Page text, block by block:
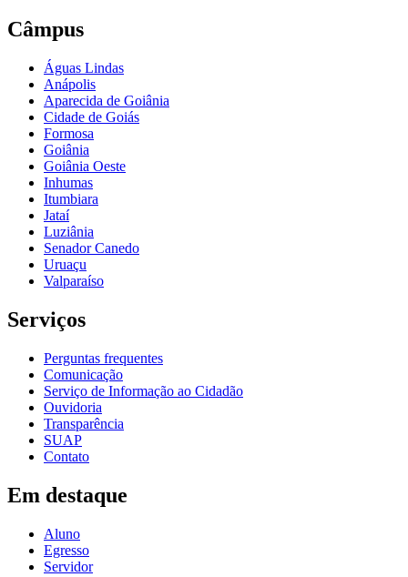
Câmpus
Águas Lindas
Anápolis
Aparecida de Goiânia
Cidade de Goiás
Formosa
Goiânia
Goiânia Oeste
Inhumas
Itumbiara
Jataí
Luziânia
Senador Canedo
Uruaçu
Valparaíso
Serviços
Perguntas frequentes
Comunicação
Serviço de Informação ao Cidadão
Ouvidoria
Transparência
SUAP
Contato
Em destaque
Aluno
Egresso
Servidor